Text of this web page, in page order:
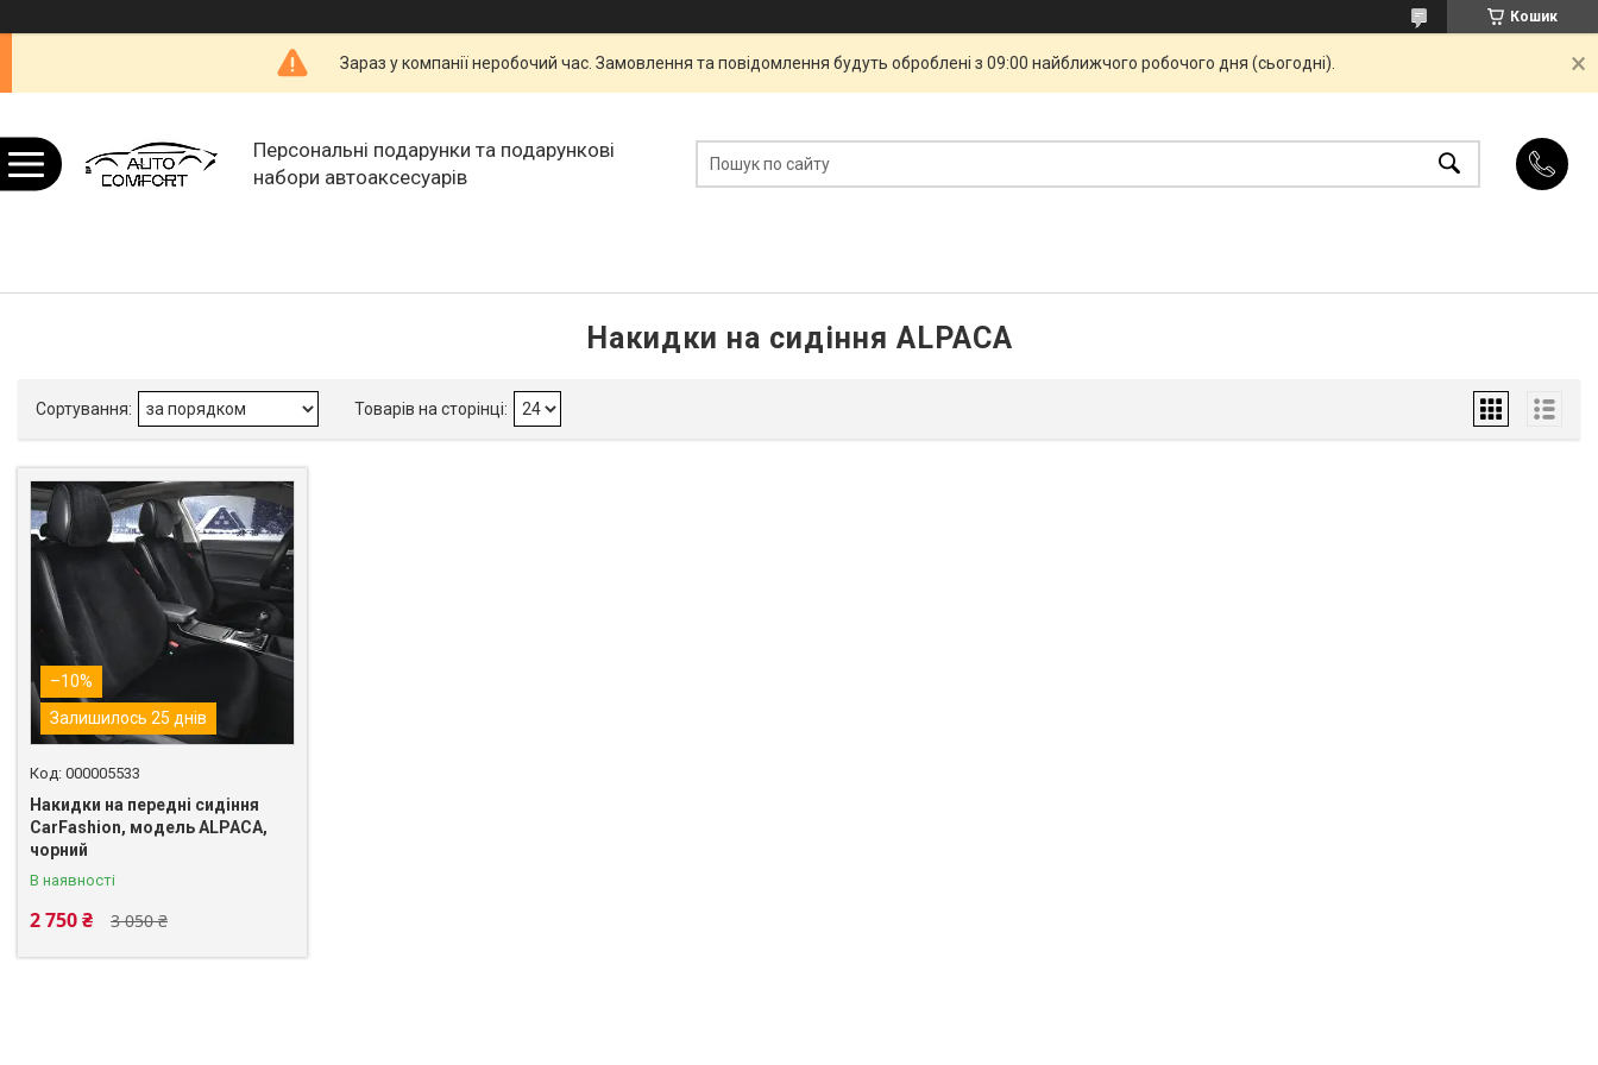
Кошик
Зараз у компанії неробочий час. Замовлення та повідомлення будуть оброблені з 09:00 найближчого робочого дня (сьогодні).
Персональні подарунки та подарункові
набори автоаксесуарів
Накидки на сидіння ALPACA
–10%
Залишилось 25 днів
000005533
Накидки на передні сидіння
CarFashion, модель ALPACA,
чорний
В наявності
3 050 ₴
2 750 ₴